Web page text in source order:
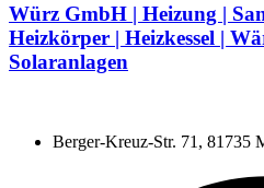
Würz GmbH | Heizung |
Heizkörper | Heizkessel |
Solaranlagen
Berger-Kreuz-Str. 71, 81735